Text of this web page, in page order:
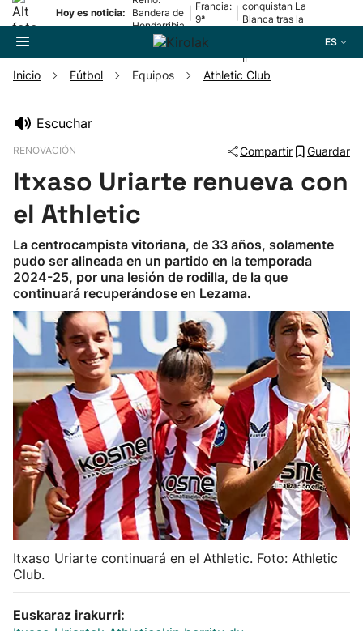
Hoy es noticia:
Bandera de
Hondarribia
Francia:
9ª
conquistan La
Blanca tras la
II
ES
Pelota
Remo
Baloncesto
Ciclismo
Herri-kirolak
Balonmano
Kirolak 360
Atletismo
Carreras de montaña
Más deportes
Inicio Fútbol Equipos Athletic Club
Escuchar
RENOVACIÓN Compartir Guardar
Itxaso Uriarte renueva con
el Athletic
La centrocampista vitoriana, de 33 años, solamente
pudo ser alineada en un partido en la temporada
2024-25, por una lesión de rodilla, de la que
continuará recuperándose en Lezama.
Itxaso Uriarte continuará en el Athletic. Foto: Athletic
Club.
Euskaraz irakurri: